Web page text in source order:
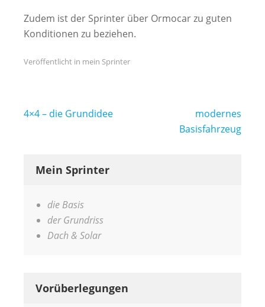
Zudem ist der Sprinter über Ormocar zu guten
Konditionen zu beziehen.
Veröffentlicht in mein Sprinter
Beitragsnavigation
4×4 – die Grundidee
modernes
Basisfahrzeug
Mein Sprinter
die Basis
der Grundriss
Dach & Solar
Vorüberlegungen